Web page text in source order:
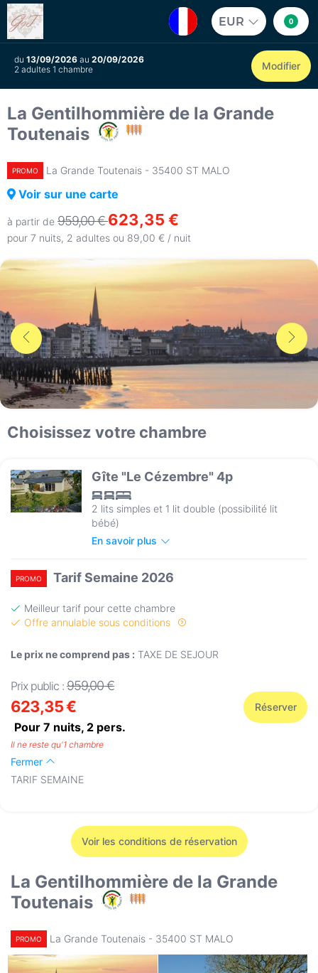
EUR 0
du 13/09/2026 au 20/09/2026
2 adultes 1 chambre
Modifier
La Gentilhommière de la Grande
Toutenais
PROMO La Grande Toutenais - 35400 ST MALO
Voir sur une carte
à partir de 959,00 €623,35 €
pour 7 nuits, 2 adultes ou 89,00 € / nuit
Choisissez votre chambre
Gîte "Le Cézembre" 4p
2 lits simples et 1 lit double (possibilité lit
bébé)
En savoir plus
PROMO Tarif Semaine 2026
Meilleur tarif pour cette chambre
Offre annulable sous conditions
Le prix ne comprend pas : TAXE DE SEJOUR
Prix public : 959,00 €
623,35 €
Pour 7 nuits, 2 pers.
Réserver
Il ne reste qu'1 chambre
Fermer
TARIF SEMAINE
Voir les conditions de réservation
La Gentilhommière de la Grande
Toutenais
PROMO La Grande Toutenais - 35400 ST MALO